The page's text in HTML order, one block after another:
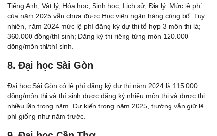
Tiếng Anh, Vật lý, Hóa học, Sinh học, Lịch sử, Địa lý. Mức lệ phí
của năm 2025 vẫn chưa được Học viện ngân hàng công bố. Tuy
nhiên, năm 2024 mức lệ phí đăng ký dự thi tổ hợp 3 môn thi là;
360.000 đồng/thí sinh; Đăng ký thi riêng từng môn 120.000
đồng/môn thi/thí sinh.
8. Đại học Sài Gòn
Đại học Sài Gòn có lệ phí đăng ký dự thi năm 2024 là 115.000
đồng/môn thi và thí sinh được đăng ký nhiều môn thi và được thi
nhiều lần trong năm. Dự kiến trong năm 2025, trường vẫn giữ lệ
phí giống như năm trước.